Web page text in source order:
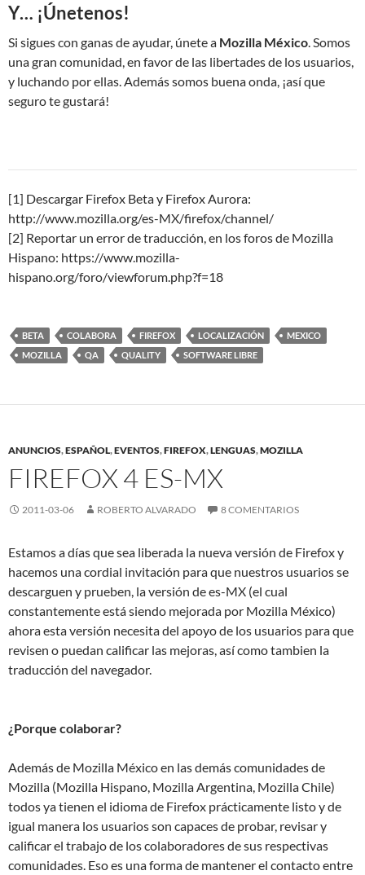
Y… ¡Únetenos!
Si sigues con ganas de ayudar, únete a Mozilla México . Somos
una gran comunidad, en favor de las libertades de los usuarios,
y luchando por ellas. Además somos buena onda, ¡así que
seguro te gustará!
[1] Descargar Firefox Beta y Firefox Aurora:
http://www.mozilla.org/es-MX/firefox/channel/
[2] Reportar un error de traducción, en los foros de Mozilla
Hispano: https://www.mozilla-
hispano.org/foro/viewforum.php?f=18
BETA COLABORA FIREFOX LOCALIZACIÓN
MEXICO
MOZILLA
QA QUALITY SOFTWARE LIBRE
ANUNCIOS,ESPAÑOL,EVENTOS,FIREFOX,LENGUAS,MOZILLA
FIREFOX 4 ES-MX
2011-03-06 ROBERTO ALVARADO 8 COMENTARIOS
Estamos a días que sea liberada la nueva versión de Firefox y
hacemos una cordial invitación para que nuestros usuarios se
descarguen y prueben, la versión de es-MX (el cual
constantemente está siendo mejorada por Mozilla México)
ahora esta versión necesita del apoyo de los usuarios para que
revisen o puedan calificar las mejoras, así como tambien la
traducción del navegador.
¿Porque colaborar?
Además de Mozilla México en las demás comunidades de
Mozilla (Mozilla Hispano, Mozilla Argentina, Mozilla Chile)
todos ya tienen el idioma de Firefox prácticamente listo y de
igual manera los usuarios son capaces de probar, revisar y
calificar el trabajo de los colaboradores de sus respectivas
comunidades. Eso es una forma de mantener el contacto entre